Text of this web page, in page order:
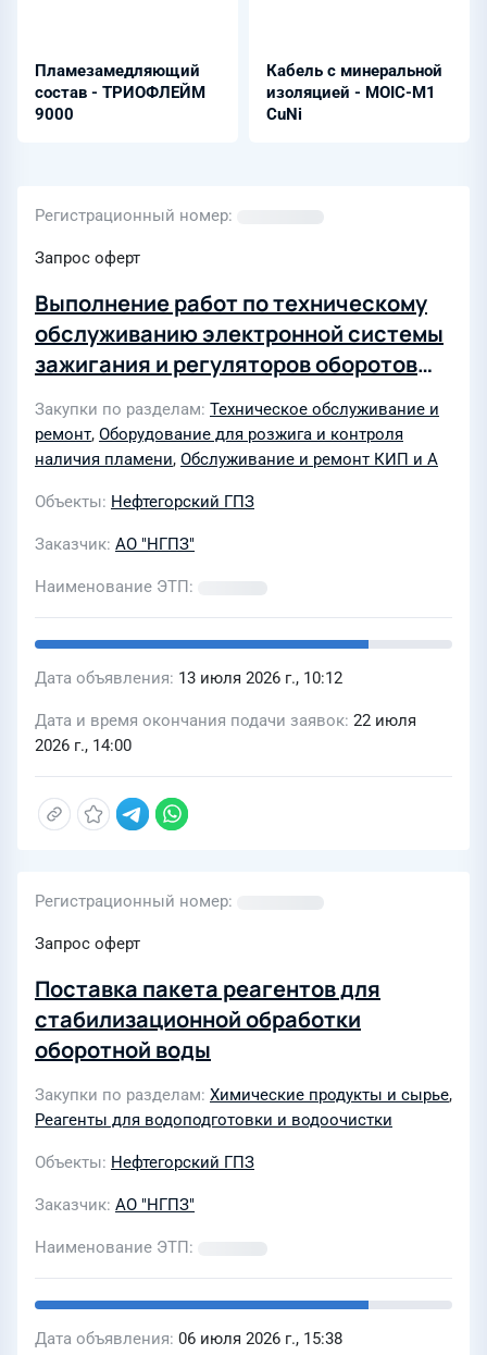
Пламезамедляющий
состав - ТРИОФЛЕЙМ
9000
Кабель с минеральной
изоляцией - MOIC-M1
CuNi
Регистрационный номер
Запрос оферт
Выполнение работ по техническому
обслуживанию электронной системы
зажигания и регуляторов оборотов
ГМК и текущему ремонту электронной
системы зажигания системы «БИНАР
Закупки по разделам Техническое обслуживание и
ремонт, Оборудование для розжига и контроля
наличия пламени, Обслуживание и ремонт КИП и А
Объекты Нефтегорский ГПЗ
Заказчик АО "НГПЗ"
Наименование ЭТП
Дата объявления 13 июля 2026 г., 10:12
Дата и время окончания подачи заявок 22 июля
2026 г., 14:00
Регистрационный номер
Запрос оферт
Поставка пакета реагентов для
стабилизационной обработки
оборотной воды
Закупки по разделам Химические продукты и сырье,
Реагенты для водоподготовки и водоочистки
Объекты Нефтегорский ГПЗ
Заказчик АО "НГПЗ"
Наименование ЭТП
Дата объявления 06 июля 2026 г., 15:38